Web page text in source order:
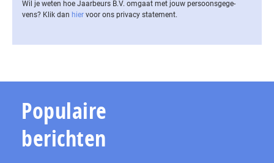
Wil je weten hoe Jaarbeurs B.V. omgaat met jouw per­soons­ge­ge­
vens? Klik dan hier voor ons privacy statement.
Populaire
berichten